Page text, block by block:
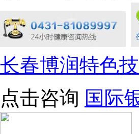
长春博润特色
点击咨询 国际